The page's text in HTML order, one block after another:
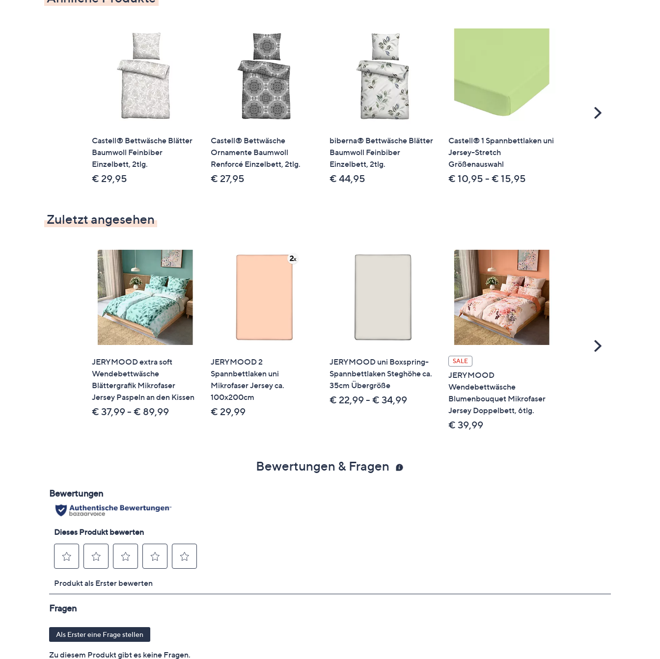
Spannbettlaken 839935
Dieser Artikel kann nicht an einen Paketshop oder eine Packstation geliefert werden
Qualitätshinweise
STANDARD 100 by OEKO-TEX®
Castell® Bettwäsche Blätter
Baumwoll Feinbiber
Einzelbett, 2tlg.
€ 29,95
Castell® Bettwäsche
Ornamente Baumwoll
Renforcé Einzelbett, 2tlg.
€ 27,95
biberna® Bettwäsche Blätter
Baumwoll Feinbiber
Einzelbett, 2tlg.
€ 44,95
Castell® 1 Spannbettlaken uni
Jersey-Stretch
Größenauswahl
€ 10,95 - € 15,95
Scroll
Zuletzt angesehen
JERYMOOD extra soft
Wendebettwäsche
Blättergrafik Mikrofaser
Jersey Paspeln an den Kissen
€ 37,99 - € 89,99
JERYMOOD 2
Spannbettlaken uni
Mikrofaser Jersey ca.
100x200cm
€ 29,99
JERYMOOD uni Boxspring-
Spannbettlaken Steghöhe ca.
35cm Übergröße
€ 22,99 - € 34,99
SALE
JERYMOOD
Wendebettwäsche
Blumenbouquet Mikrofaser
Jersey Doppelbett, 6tlg.
€ 39,99
Scroll
Bewertungen & Fragen